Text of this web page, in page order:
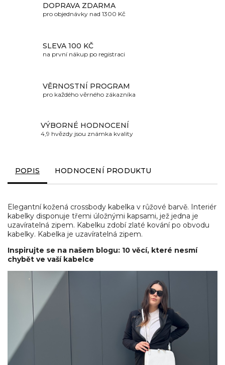
DOPRAVA ZDARMA
pro objednávky nad 1300 Kč
SLEVA 100 KČ
na první nákup po registraci
VĚRNOSTNÍ PROGRAM
pro každého věrného zákazníka
VÝBORNÉ HODNOCENÍ
4,9 hvězdy jsou známka kvality
POPIS HODNOCENÍ PRODUKTU
Elegantní kožená crossbody kabelka v růžové barvě. Interiér
kabelky disponuje třemi úložnými kapsami, jež jedna je
uzavíratelná zipem. Kabelku zdobí zlaté kování po obvodu
kabelky. Kabelka je uzavíratelná zipem.
Inspirujte se na našem blogu: 10 věcí, které nesmí
chybět ve vaší kabelce